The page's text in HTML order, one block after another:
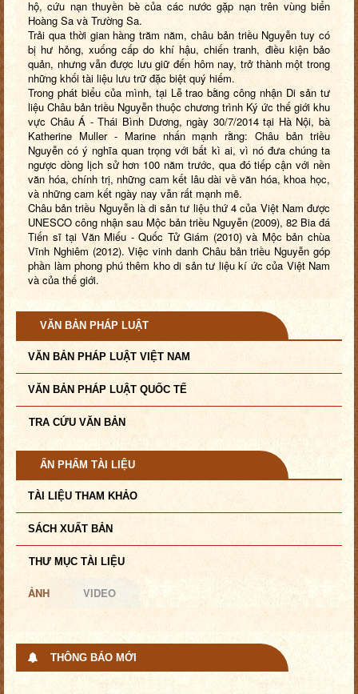
hộ, cứu nạn thuyền bè của các nước gặp nạn trên vùng biển
Hoàng Sa và Trường Sa.
Trải qua thời gian hàng trăm năm, châu bản triều Nguyễn tuy có
bị hư hỏng, xuống cấp do khí hậu, chiến tranh, điều kiện bảo
quản, nhưng vẫn được lưu giữ đến hôm nay, trở thành một trong
những khối tài liệu lưu trữ đặc biệt quý hiếm.
Trong phát biểu của mình, tại Lễ trao bằng công nhận Di sản tư
liệu Châu bản triều Nguyễn thuộc chương trình Ký ức thế giới khu
vực Châu Á - Thái Bình Dương, ngày 30/7/2014 tại Hà Nội, bà
Katherine Muller - Marine nhấn mạnh rằng: Châu bản triều
Nguyễn có ý nghĩa quan trọng với bất kì ai, vì nó đưa chúng ta
ngược dòng lịch sử hơn 100 năm trước, qua đó tiếp cận với nền
văn hóa, chính trị, những cam kết lâu dài về văn hóa, khoa học,
và những cam kết ngày nay vẫn rất mạnh mẽ.
Châu bản triều Nguyễn là di sản tư liệu thứ 4 của Việt Nam được
UNESCO công nhận sau Mộc bản triều Nguyễn (2009), 82 Bia đá
Tiến sĩ tại Văn Miếu - Quốc Tử Giám (2010) và Mộc bản chùa
Vĩnh Nghiêm (2012). Việc vinh danh Châu bản triều Nguyễn góp
phần làm phong phú thêm kho di sản tư liệu kí ức của Việt Nam
và của thế giới.
VĂN BẢN PHÁP LUẬT
VĂN BẢN PHÁP LUẬT VIỆT NAM
VĂN BẢN PHÁP LUẬT QUỐC TẾ
TRA CỨU VĂN BẢN
ẤN PHẨM TÀI LIỆU
TÀI LIỆU THAM KHẢO
SÁCH XUẤT BẢN
THƯ MỤC TÀI LIỆU
ẢNH VIDEO
THÔNG BÁO MỚI